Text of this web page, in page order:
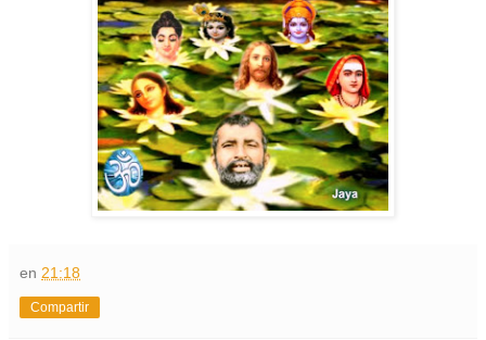
en 21:18
Compartir